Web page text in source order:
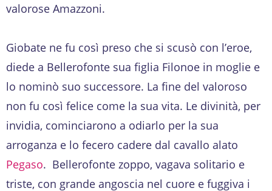
valorose Amazzoni.
Giobate ne fu così preso che si scusò con l’eroe,
diede a Bellerofonte sua figlia Filonoe in moglie e
lo nominò suo successore. La fine del valoroso
non fu così felice come la sua vita. Le divinità, per
invidia, cominciarono a odiarlo per la sua
arroganza e lo fecero cadere dal cavallo alato
Pegaso. Bellerofonte zoppo, vagava solitario e
triste, con grande angoscia nel cuore e fuggiva i